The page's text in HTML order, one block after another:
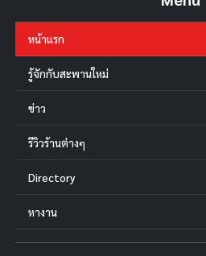
หน้าแรก
รู้จักกับสะพานใหม่
ข่าว
รีวิวร้านต่างๆ
Directory
หางาน